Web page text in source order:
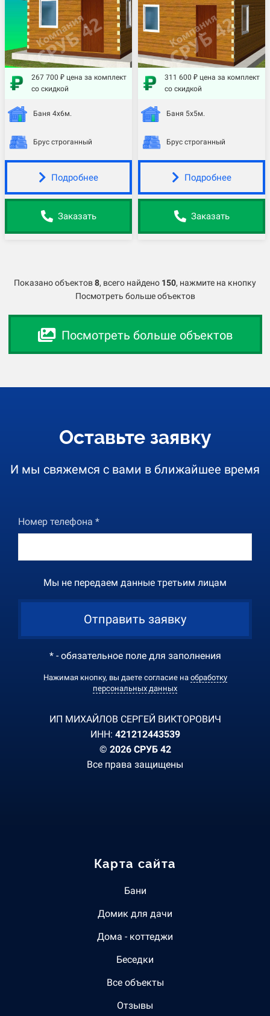
267 700 ₽ цена за комплект
со скидкой
Баня 4х6м.
Брус строганный
Подробнее
Заказать
311 600 ₽ цена за комплект
со скидкой
Баня 5х5м.
Брус строганный
Подробнее
Заказать
Показано объектов8, всего найдено 150, нажмите на кнопку
Посмотреть больше объектов
Посмотреть больше объектов
Оставьте заявку
И мы свяжемся с вами в ближайшее время
Номер телефона *
Мы не передаем данные третьим лицам
Отправить заявку
* - обязательное поле для заполнения
Нажимая кнопку, вы даете согласие на обработку
персональных данных
ИП МИХАЙЛОВ СЕРГЕЙ ВИКТОРОВИЧ
ИНН: 421212443539
© 2026 СРУБ 42
Все права защищены
Карта сайта
Бани
Домик для дачи
Дома - коттеджи
Беседки
Все объекты
Отзывы